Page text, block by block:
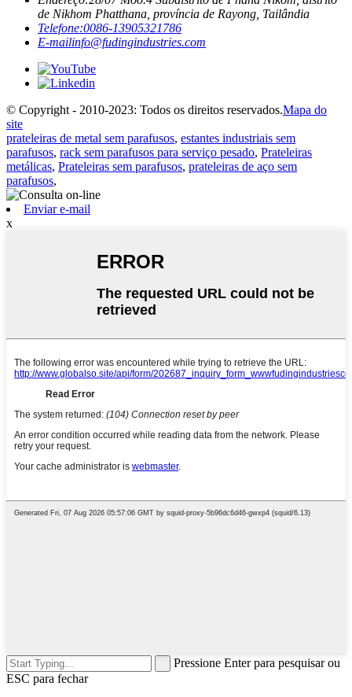
de Nikhom Phatthana, província de Rayong, Tailândia
Telefone:0086-13905321786
E-mailinfo@fudingindustries.com
© Copyright - 2010-2023: Todos os direitos reservados.Mapa do
site
prateleiras de metal sem parafusos, estantes industriais sem
parafusos, rack sem parafusos para serviço pesado, Prateleiras
metálicas, Prateleiras sem parafusos, prateleiras de aço sem
parafusos,
Enviar e-mail
x
Pressione Enter para pesquisar ou
ESC para fechar